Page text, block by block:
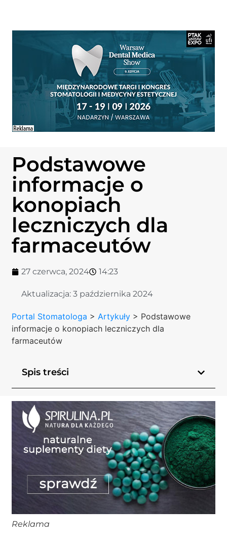
Podstawowe
informacje o
konopiach
leczniczych dla
farmaceutów
27 czerwca, 2024 14:23
Aktualizacja:3 października 2024
Portal Stomatologa >Artykuły > Podstawowe
informacje o konopiach leczniczych dla
farmaceutów
Spis treści
Reklama